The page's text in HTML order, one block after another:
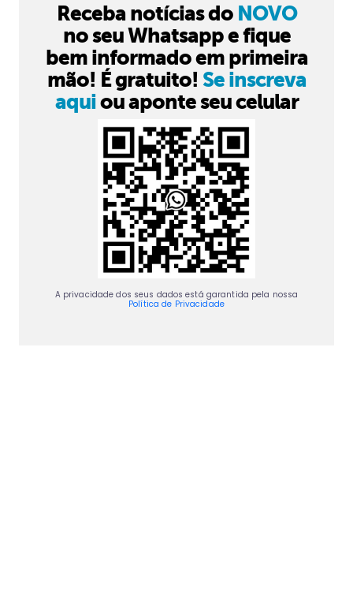
Receba notícias do NOVO
no seu Whatsapp e fique
bem informado em primeira
mão! É gratuito! Se inscreva
aquiou aponte seu celular
A privacidade dos seus dados está garantida pela nossa
Política de Privacidade